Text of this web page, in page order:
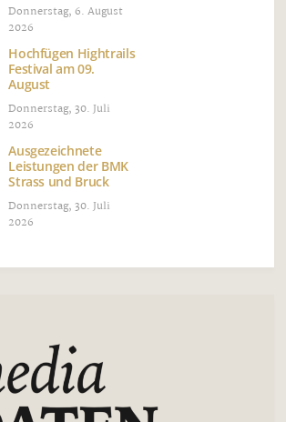
Donnerstag, 6. August
2026
Hochfügen Hightrails
Festival am 09.
August
Donnerstag, 30. Juli
2026
Ausgezeichnete
Leistungen der BMK
Strass und Bruck
Donnerstag, 30. Juli
2026